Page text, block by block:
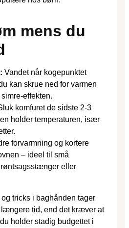
mens du
Vandet når kogepunktet
kan skrue ned for varmen
effekten.
komfuret de sidste 2-3
holder temperaturen, især
forvarmning og kortere
– ideel til små
eller
tricks i baghånden tager
tid, end det kræver at
holder stadig budgettet i